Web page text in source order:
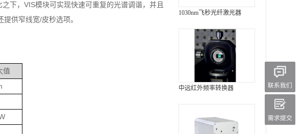
下，VIS模块可实现快速可重复的光谱调谐，并且
供窄线宽/皮秒选项。
值
1030nm飞秒光纤激光器
中远红外频率转换器